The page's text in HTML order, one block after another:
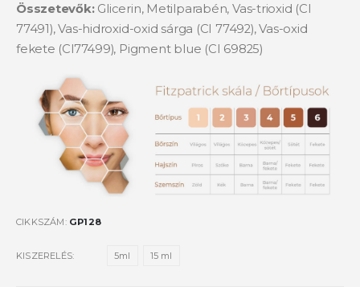
Összetevők: Glicerin, Metilparabén, Vas-trioxid (CI
77491), Vas-hidroxid-oxid sárga (CI 77492), Vas-oxid
fekete (Cl77499), Pigment blue (CI 69825)
CIKKSZÁM: GP128
KISZERELÉS 5ml 15 ml